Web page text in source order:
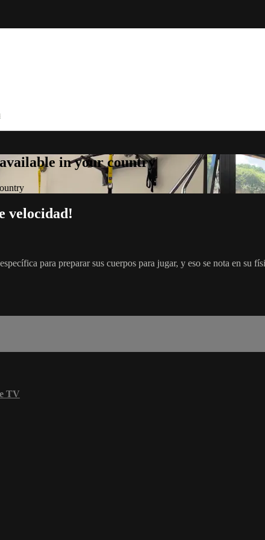
in your country
velocidad!
para preparar sus cuerpos para jugar, y eso se nota en
TV